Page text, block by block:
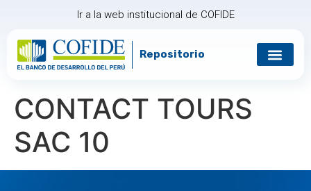
Ir a la web institucional de COFIDE
Repositorio
CONTACT TOURS
SAC 10